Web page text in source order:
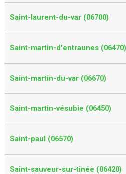
Saint-laurent-du-var (06700)
Saint-martin-d'entraunes (06470)
Saint-martin-du-var (06670)
Saint-martin-vésubie (06450)
Saint-paul (06570)
Saint-sauveur-sur-tinée (06420)